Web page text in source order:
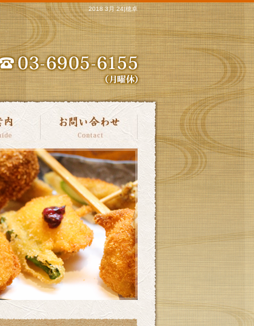
2018 3月 24|穂卓